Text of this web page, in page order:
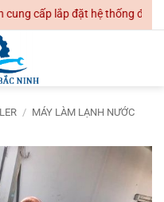
cấp lắp đặt hệ thống điều
/ MÁY LÀM LẠNH NƯỚC